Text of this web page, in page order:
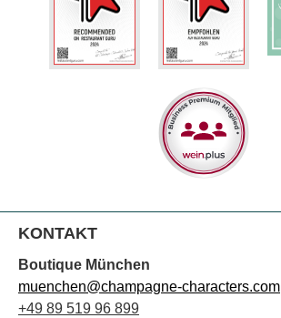
KONTAKT
Boutique München
muenchen@champagne-characters.com
+49 89 519 96 899